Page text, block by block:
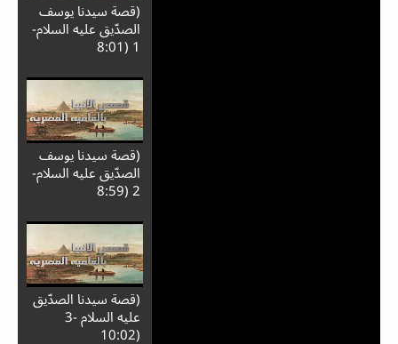
(قصة سيدنا يوسف
الصدّيق عليه السلام-
1 (8:01
(قصة سيدنا يوسف
الصدّيق عليه السلام-
2 (8:59
(قصة سيدنا الصدّيق
عليه السلام -3
(10:02